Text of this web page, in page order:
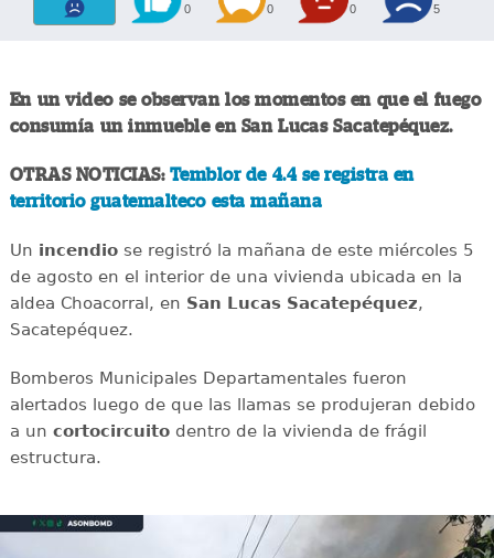
0 0 0 5
En un video se observan los momentos en que el fuego
consumía un inmueble en San Lucas Sacatepéquez.
OTRAS NOTICIAS: Temblor de 4.4 se registra en
territorio guatemalteco esta mañana
Un incendiose registró la mañana de este miércoles 5
de agosto en el interior de una vivienda ubicada en la
aldea Choacorral, en San Lucas Sacatepéquez,
Sacatepéquez.
Bomberos Municipales Departamentales fueron
alertados luego de que las llamas se produjeran debido
a un cortocircuitodentro de la vivienda de frágil
estructura.